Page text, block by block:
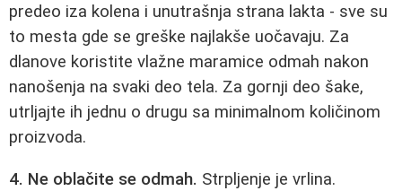
predeo iza kolena i unutrašnja strana lakta - sve su
to mesta gde se greške najlakše uočavaju. Za
dlanove koristite vlažne maramice odmah nakon
nanošenja na svaki deo tela. Za gornji deo šake,
utrljajte ih jednu o drugu sa minimalnom količinom
proizvoda.
4. Ne oblačite se odmah. Strpljenje je vrlina.